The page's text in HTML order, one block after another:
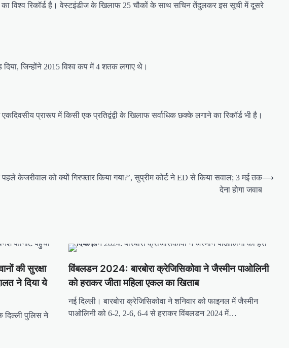
का विश्व रिकॉर्ड है। वेस्टइंडीज के खिलाफ 25 चौकों के साथ सचिन तेंदुलकर इस सूची में दूसरे
जिन्होंने 2015 विश्व कप में 4 शतक लगाए थे।
प्रारूप में किसी एक प्रतिद्वंद्वी के खिलाफ सर्वाधिक छक्के लगाने का रिकॉर्ड भी है।
केजरीवाल को क्यों गिरफ्तार किया गया?’, सुप्रीम कोर्ट ने ED से किया सवाल; 3 मई तक
देना होगा जवाब
⟶
की सुरक्षा
ने दिया ये
दिल्ली पुलिस ने
विंबलडन 2024: बारबोरा क्रेजिसिकोवा ने जैस्मीन पाओलिनी
को हराकर जीता महिला एकल का खिताब
नई दिल्ली। बारबोरा क्रेजिसिकोवा ने शनिवार को फाइनल में जैस्मीन
पाओलिनी को 6-2, 2-6, 6-4 से हराकर विंबलडन 2024 में…